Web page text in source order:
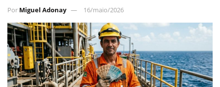
Por Miguel Adonay 16/maio/2026